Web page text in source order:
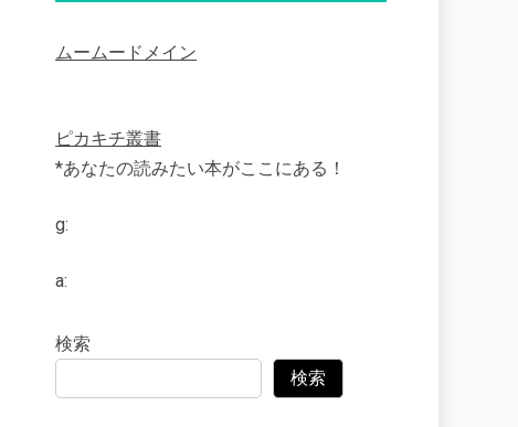
ムームードメイン
ピカキチ叢書
*あなたの読みたい本がここにある！
g:
a:
検索
検索